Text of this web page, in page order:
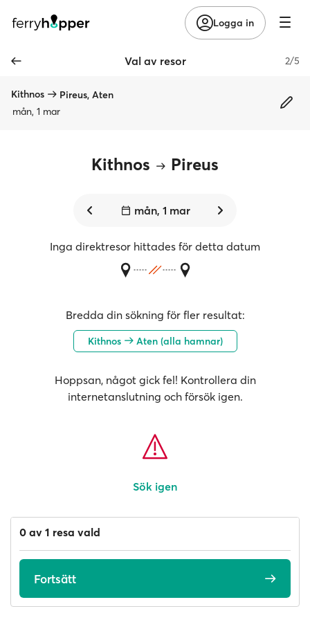
Logga in
Val av resor 2/5
Kithnos
Pireus, Aten
mån, 1 mar
Kithnos Pireus
mån, 1 mar
Inga direktresor hittades för detta datum
Bredda din sökning för fler resultat:
Kithnos Aten (alla hamnar)
Hoppsan, något gick fel! Kontrollera din
internetanslutning och försök igen.
Sök igen
0 av 1 resa vald
Fortsätt